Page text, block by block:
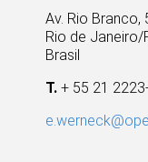
Av. Rio Branco,
Rio de Janeiro/
Brasil
T. + 55 21